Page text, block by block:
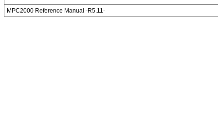
MPC2000 Reference Manual -R5.11-